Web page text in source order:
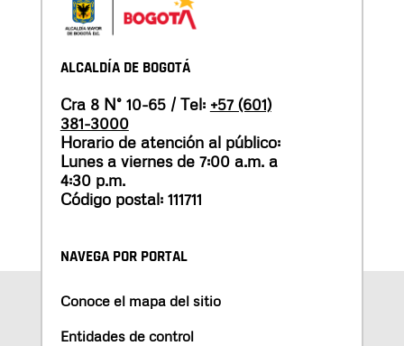
ALCALDÍA DE BOGOTÁ
Cra 8 N° 10-65 / Tel: +57 (601)
381-3000
Horario de atención al público:
Lunes a viernes de 7:00 a.m. a
4:30 p.m.
Código postal: 111711
NAVEGA POR PORTAL
Conoce el mapa del sitio
Entidades de control